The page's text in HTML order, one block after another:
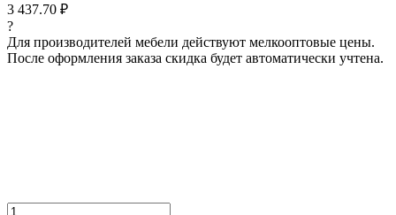
3 437.70 ₽
?
Для производителей мебели действуют мелкооптовые цены.
После оформления заказа скидка будет автоматически учтена.